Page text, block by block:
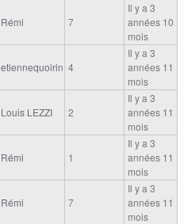
Rémi 7
Il y a 3
années 10
mois
etiennequoirin 4
Il y a 3
années 11
mois
Louis LEZZI 2
Il y a 3
années 11
mois
Rémi 1
Il y a 3
années 11
mois
Rémi 7
Il y a 3
années 11
mois